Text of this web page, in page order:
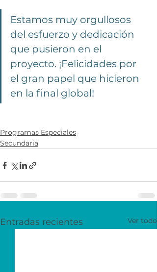
Estamos muy orgullosos
del esfuerzo y dedicación
que pusieron en el
proyecto. ¡Felicidades por
el gran papel que hicieron
en la final global!
Programas Especiales
Secundaria
Entradas recientes Ver todo